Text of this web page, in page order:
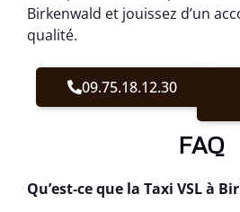
Birkenwald et jouissez d’un
qualité.
09.75.18.12.30
FAQ
Qu’est-ce que la Taxi VSL à